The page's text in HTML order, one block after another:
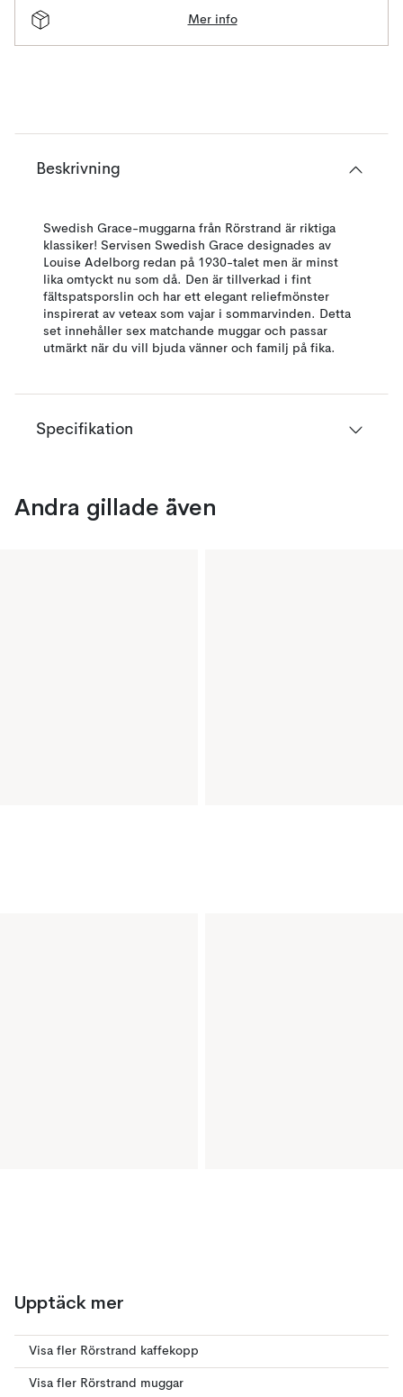
Mer info
Beskrivning
Swedish Grace-muggarna från Rörstrand är riktiga
klassiker! Servisen Swedish Grace designades av
Louise Adelborg redan på 1930-talet men är minst
lika omtyckt nu som då. Den är tillverkad i fint
fältspatsporslin och har ett elegant reliefmönster
inspirerat av veteax som vajar i sommarvinden. Detta
set innehåller sex matchande muggar och passar
utmärkt när du vill bjuda vänner och familj på fika.
Specifikation
Andra gillade även
Upptäck mer
Visa fler Rörstrand kaffekopp
Visa fler Rörstrand muggar